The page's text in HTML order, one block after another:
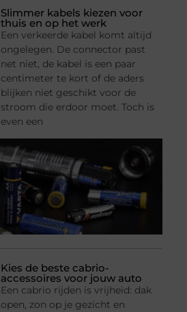
Slimmer kabels kiezen voor
thuis en op het werk
Een verkeerde kabel komt altijd
ongelegen. De connector past
net niet, de kabel is een paar
centimeter te kort of de aders
blijken niet geschikt voor de
stroom die erdoor moet. Toch is
even een
Kies de beste cabrio-
accessoires voor jouw auto
Een cabrio rijden is vrijheid: dak
open, zon op je gezicht en